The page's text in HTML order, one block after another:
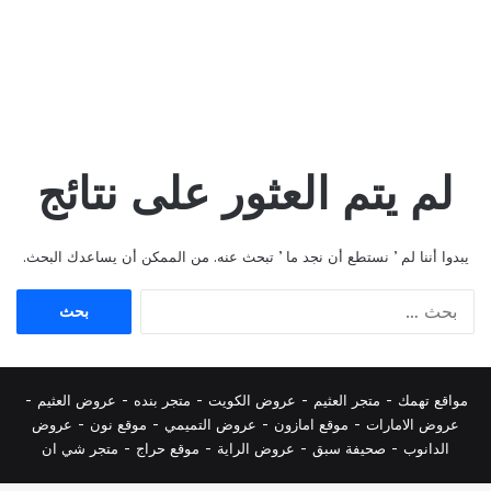
لم يتم العثور على نتائج
يبدوا أننا لم ’ نستطع أن نجد ما ’ تبحث عنه. من الممكن أن يساعدك البحث.
مواقع تهمك - متجر العثيم - عروض الكويت - متجر بنده - عروض العثيم -
عروض الامارات - موقع امازون - عروض التميمي - موقع نون - عروض
الدانوب - صحيفة سبق - عروض الراية - موقع حراج - متجر شي ان